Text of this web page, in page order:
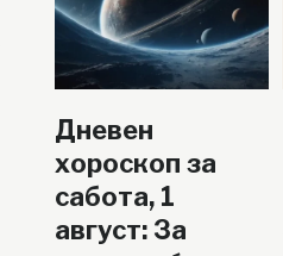
Дневен
хороскоп за
сабота, 1
август: За